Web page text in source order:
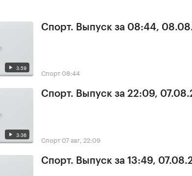
3:59
Спорт. Выпуск за 08:44,
Спорт 08:44
3:36
Спорт. Выпуск за 22:09,
Спорт 07 авг, 22:09
Спорт. Выпуск за 13:49,